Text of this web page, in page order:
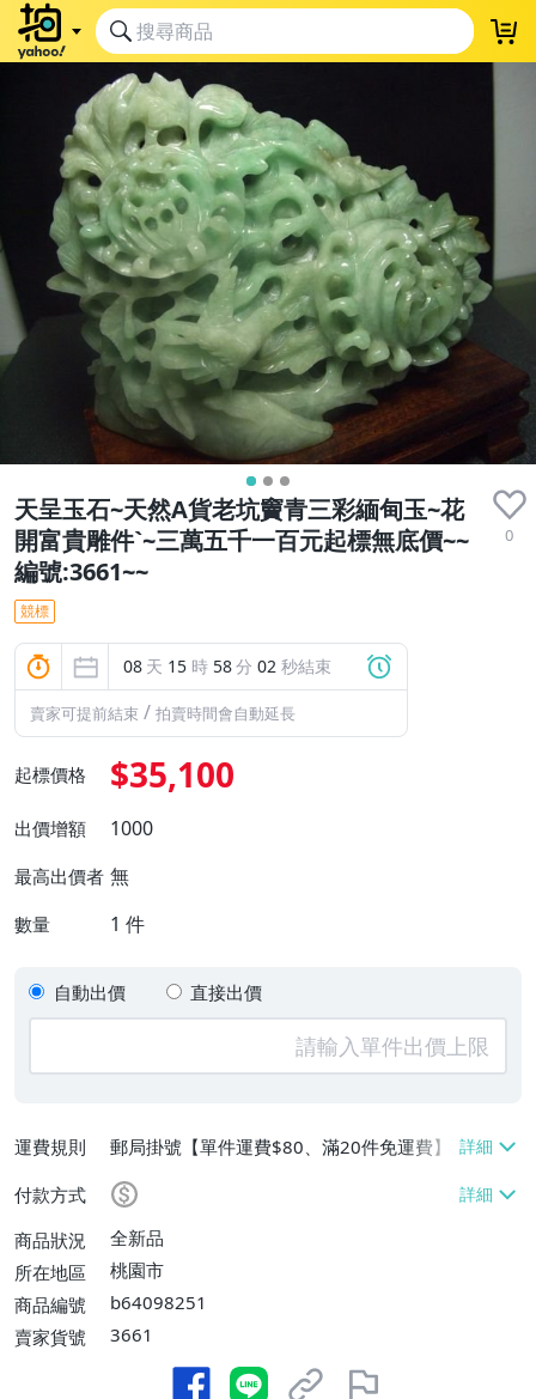
天呈玉石~天然A貨老坑竇青三彩緬甸玉~花
開富貴雕件`~三萬五千一百元起標無底價~~
編號:3661~~
0
競標
08 天 15 時 58分 00 秒結束
賣家可提前結束 / 拍賣時間會自動延長
起標價格 $35,100
出價增額 1000
最高出價者 無
數量 1 件
自動出價 直接出價
運費規則
郵局掛號【單件運費$80、滿20件免運費】
付款方式
商品狀況
全新品
所在地區
桃園市
商品編號
b64098251
賣家貨號
3661